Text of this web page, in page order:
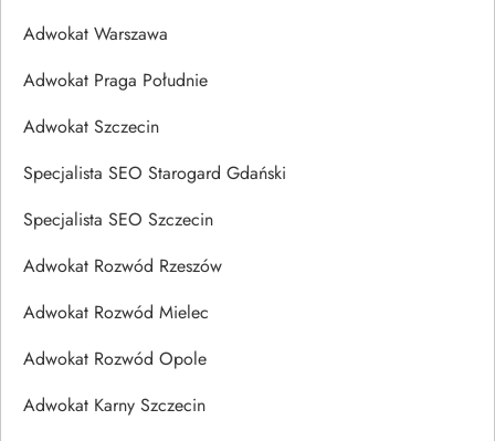
Adwokat Warszawa
Adwokat Praga Południe
Adwokat Szczecin
Specjalista SEO Starogard Gdański
Specjalista SEO Szczecin
Adwokat Rozwód Rzeszów
Adwokat Rozwód Mielec
Adwokat Rozwód Opole
Adwokat Karny Szczecin